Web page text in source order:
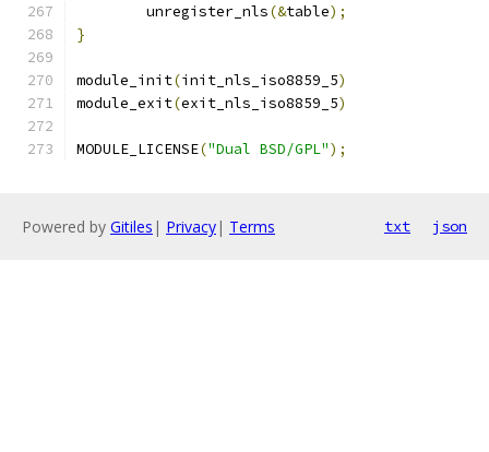
	unregister_nls
(&table);
}
module_init(init_nls_iso8859_5)
module_exit(exit_nls_iso8859_5)
MODULE_LICENSE("Dual BSD/GPL");
Powered by Gitiles | Privacy| Terms txt json